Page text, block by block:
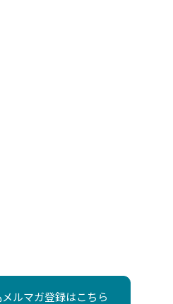
メルマガ登録はこちら